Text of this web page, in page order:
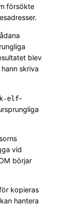
försökte
blev
skriva
elf-
vid
börjar
kopieras
hantera